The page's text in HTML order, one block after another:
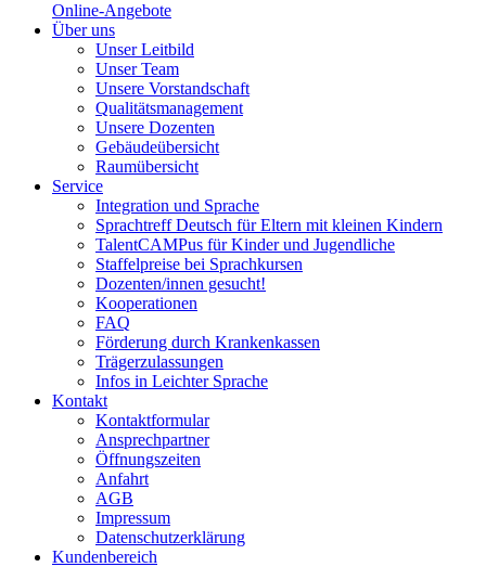
Online-Angebote
Über uns
Unser Leitbild
Unser Team
Unsere Vorstandschaft
Qualitätsmanagement
Unsere Dozenten
Gebäudeübersicht
Raumübersicht
Service
Integration und Sprache
Sprachtreff Deutsch für Eltern mit kleinen Kindern
TalentCAMPus für Kinder und Jugendliche
Staffelpreise bei Sprachkursen
Dozenten/innen gesucht!
Kooperationen
FAQ
Förderung durch Krankenkassen
Trägerzulassungen
Infos in Leichter Sprache
Kontakt
Kontaktformular
Ansprechpartner
Öffnungszeiten
Anfahrt
AGB
Impressum
Datenschutzerklärung
Kundenbereich